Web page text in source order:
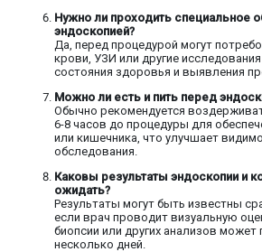
Нужно ли проходить специальное
эндоскопией?
Да, перед процедурой могут
крови, УЗИ или другие
состояния здоровья и выявления
Можно ли есть и пить перед
Обычно рекомендуется
6-8 часов до процедуры для
или кишечника, что улучшает
обследования.
Каковы результаты эндоскопии и
ожидать?
Результаты могут быть известны
если врач проводит визуальную
биопсии или других анализов может
несколько дней.